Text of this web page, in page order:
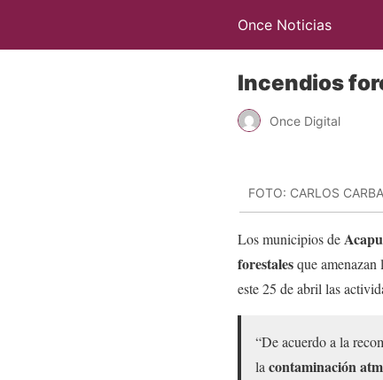
Once Noticias
Incendios
Once Digital
FOTO: CARLOS
Los municipios de
forestalesque
este 25 de abril las
“De acuerdo a la
la contaminación